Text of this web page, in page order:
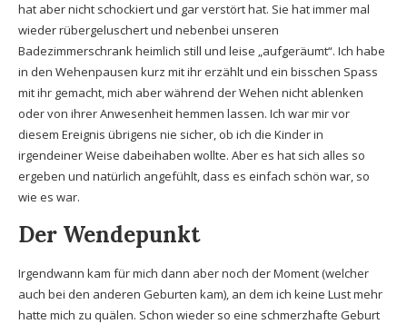
hat aber nicht schockiert und gar verstört hat. Sie hat immer mal
wieder rübergeluschert und nebenbei unseren
Badezimmerschrank heimlich still und leise „aufgeräumt“. Ich habe
in den Wehenpausen kurz mit ihr erzählt und ein bisschen Spass
mit ihr gemacht, mich aber während der Wehen nicht ablenken
oder von ihrer Anwesenheit hemmen lassen. Ich war mir vor
diesem Ereignis übrigens nie sicher, ob ich die Kinder in
irgendeiner Weise dabeihaben wollte. Aber es hat sich alles so
ergeben und natürlich angefühlt, dass es einfach schön war, so
wie es war.
Der Wendepunkt
Irgendwann kam für mich dann aber noch der Moment (welcher
auch bei den anderen Geburten kam), an dem ich keine Lust mehr
hatte mich zu quälen. Schon wieder so eine schmerzhafte Geburt